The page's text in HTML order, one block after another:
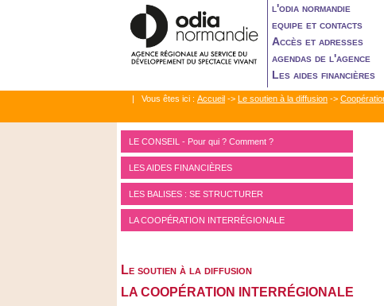
l'odia normandie
equipe et contacts
Accès et adresses
agendas de l'agence
Les aides financières
| Vous êtes ici : Accueil -> Le soutien à la diffusion ->
LE CONSEIL - Pour qui ? Comment ?
LES AIDES FINANCIÈRES
LES BALISES : SE STRUCTURER
LA COOPÉRATION INTERRÉGIONALE
Le soutien à la diffusion
LA COOPÉRATION INTERRÉGIONALE